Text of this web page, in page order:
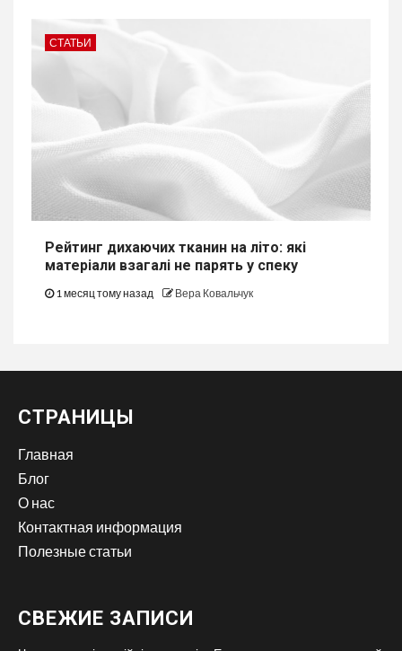
СТАТЬИ
Рейтинг дихаючих тканин на літо: які
матеріали взагалі не парять у спеку
1 месяц тому назад Вера Ковальчук
СТРАНИЦЫ
Главная
Блог
О нас
Контактная информация
Полезные статьи
СВЕЖИЕ ЗАПИСИ